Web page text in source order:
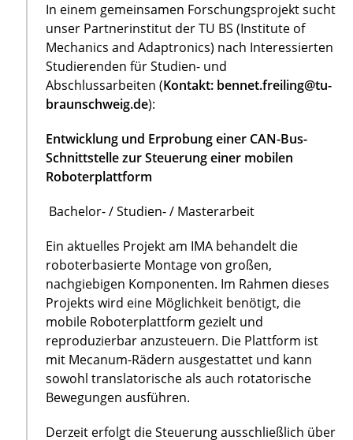
In einem gemeinsamen Forschungsprojekt sucht
unser Partnerinstitut der TU BS (Institute of
Mechanics and Adaptronics) nach Interessierten
Studierenden für Studien- und
Abschlussarbeiten (Kontakt: bennet.freiling@tu-
braunschweig.de):
Entwicklung und Erprobung einer CAN-Bus-
Schnittstelle zur Steuerung einer mobilen
Roboterplattform
Bachelor- / Studien- / Masterarbeit
Ein aktuelles Projekt am IMA behandelt die
roboterbasierte Montage von großen,
nachgiebigen Komponenten. Im Rahmen dieses
Projekts wird eine Möglichkeit benötigt, die
mobile Roboterplattform gezielt und
reproduzierbar anzusteuern. Die Plattform ist
mit Mecanum-Rädern ausgestattet und kann
sowohl translatorische als auch rotatorische
Bewegungen ausführen.
Derzeit erfolgt die Steuerung ausschließlich über